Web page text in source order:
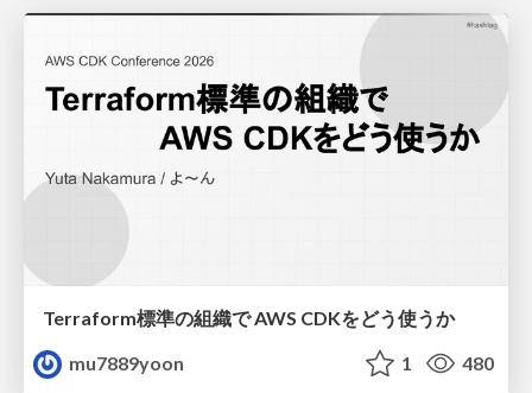
Terraform標準の組織で AWS CDKをどう使うか
mu7889yoon
1 480